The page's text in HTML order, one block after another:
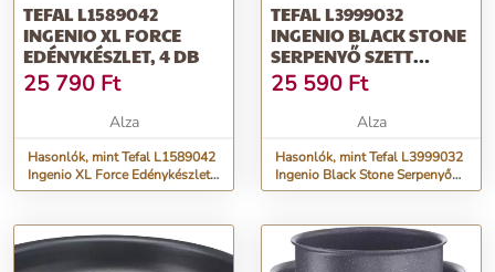
TEFAL L1589042
INGENIO XL FORCE
EDÉNYKÉSZLET, 4 DB
25 790 Ft
Alza
Hasonlók, mint Tefal L1589042
Ingenio XL Force Edénykészlet,
4 db
TEFAL L3999032
INGENIO BLACK STONE
SERPENYŐ SZETT
LEVEHETŐ NYÉLLEL, 3
DB, 24 ÉS 28 CM
25 590 Ft
Alza
Hasonlók, mint Tefal L3999032
Ingenio Black Stone Serpenyő
szett levehető nyéllel, 3 db, 24